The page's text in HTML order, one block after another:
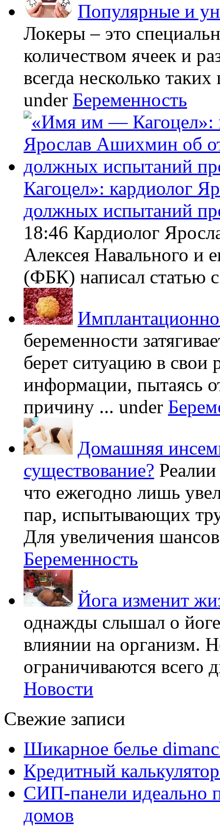
Популярные и
Локеры – это
количеством ячеек и
всегда несколько
under Беременность
Кагоцел»: кардиолог
должных испытаний
18:46 Кардиолог
Алексея Навального и
(ФБК) написал статью
беременности
берет ситуацию в свои
информации, пытаясь
причину ... under
Домашняя
существование?
что ежегодно лишь
пар, испытывающих
Для увеличения
Беременность
Йога изменит
однажды слышал о
влиянии на организм.
ограничиваются всего
Новости
Свежие записи
Шикарное белье
Кредитный
СИП-панели идеально
домов